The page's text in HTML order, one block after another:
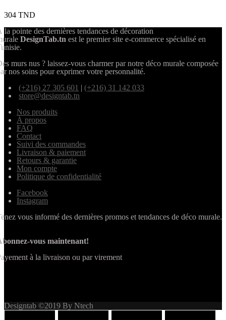
304 TND
la pointe des dernières tendances de décoration
DesignTab.tn est le premier site e-commerce spécialisé en
murs nus ? laissez-vous charmer par notre déco murale composée
nos soins pour exprimer votre personnalité.
(+216) 27 305 601 | (+216) 31 142 033
store@designtab.tn
Nos produits
À propos
FAQ
Contact
Suivi des commandes
Livraison & paiement
Retours & garantie
Mon compte
Politique de confidentialité
Facebook
Instagram
vous informé des dernières promos et tendances de déco murale.
vous maintenant!
à la livraison ou par virement
Designtab ©2019 By Ntech